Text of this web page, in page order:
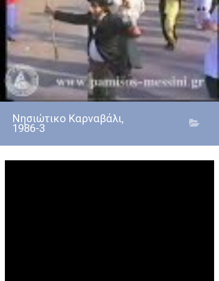
Νησιώτικο Καρναβάλι,
1986-3